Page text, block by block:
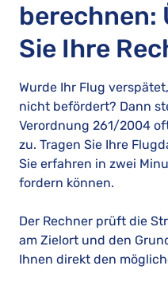
berechnen:
Sie Ihre
Wurde Ihr Flug
nicht befördert? Dann
Verordnung 261/2004
zu. Tragen Sie Ihre
Sie erfahren in zwei
fordern können.
Der Rechner prüft die
am Zielort und den
Ihnen direkt den